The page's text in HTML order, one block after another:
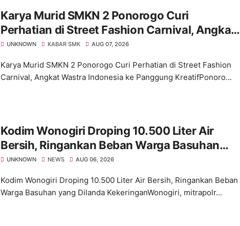
Karya Murid SMKN 2 Ponorogo Curi
Perhatian di Street Fashion Carnival, Angkat
Wastra Indonesia ke Panggung Kreatif
UNKNOWN KABAR SMK AUG 07, 2026
Karya Murid SMKN 2 Ponorogo Curi Perhatian di Street Fashion
Carnival, Angkat Wastra Indonesia ke Panggung KreatifPonoro...
Kodim Wonogiri Droping 10.500 Liter Air
Bersih, Ringankan Beban Warga Basuhan
yang Dilanda Kekeringan
UNKNOWN NEWS AUG 06, 2026
Kodim Wonogiri Droping 10.500 Liter Air Bersih, Ringankan Beban
Warga Basuhan yang Dilanda KekeringanWonogiri, mitrapolr...